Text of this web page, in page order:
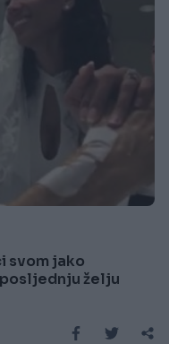
svom jako
želju